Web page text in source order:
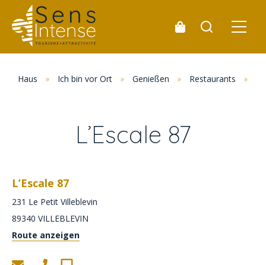
Haus » Ich bin vor Ort » Genießen » Restaurants »
L’Escale 87
L’Escale 87
231 Le Petit Villeblevin
89340 VILLEBLEVIN
Route anzeigen